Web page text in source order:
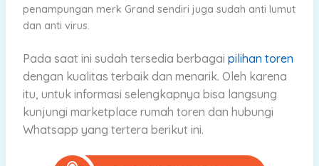
penampungan merk Grand sendiri juga sudah anti lumut
dan anti virus.
Pada saat ini sudah tersedia berbagai pilihan toren
dengan kualitas terbaik dan menarik. Oleh karena
itu, untuk informasi selengkapnya bisa langsung
kunjungi marketplace rumah toren dan hubungi
Whatsapp yang tertera berikut ini.